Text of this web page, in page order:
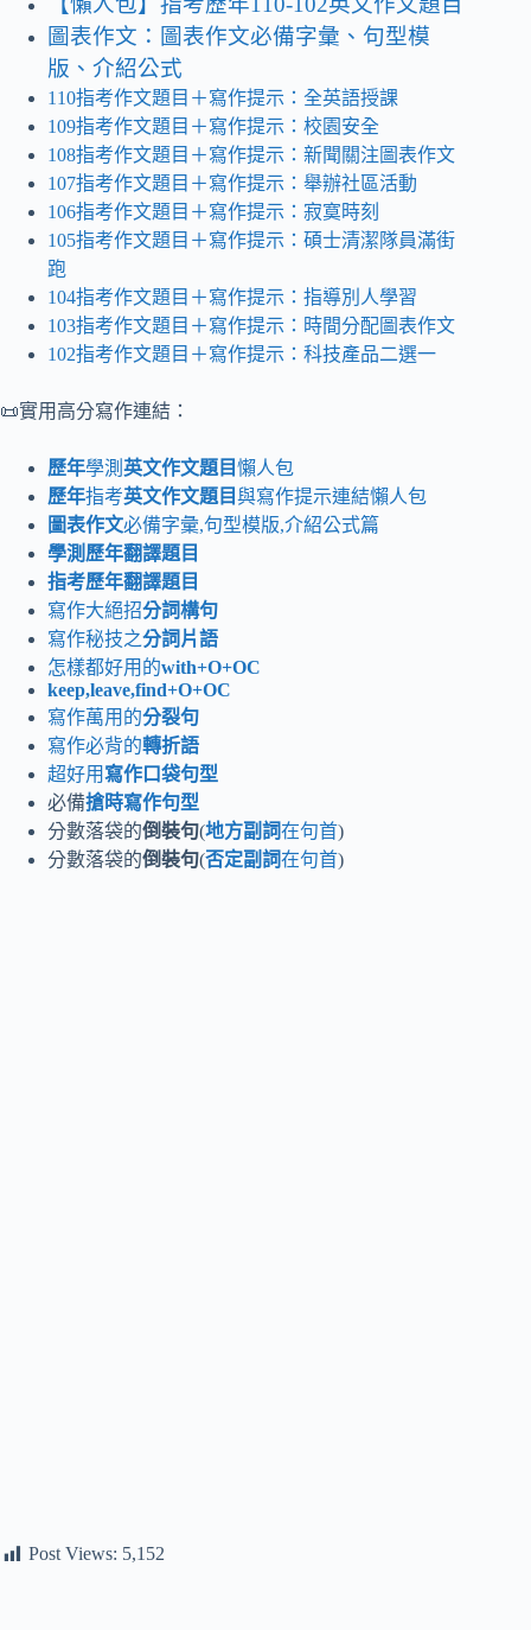
圖表作文：圖表作文必備字彙、句型模
版、介紹公式
110指考作文題目＋寫作提示：全英語授課
109指考作文題目＋寫作提示：校園安全
108指考作文題目＋寫作提示：新聞關注圖表作文
107指考作文題目＋寫作提示：舉辦社區活動
106指考作文題目＋寫作提示：寂寞時刻
105指考作文題目＋寫作提示：碩士清潔隊員滿街
跑
104指考作文題目＋寫作提示：指導別人學習
103指考作文題目＋寫作提示：時間分配圖表作文
102指考作文題目＋寫作提示：科技產品二選一
📜實用高分寫作連結：
歷年學測 英文作文題目懶人包
歷年指考英文作文題目與寫作提示連結懶人包
圖表作文必備字彙,句型模版,介紹公式篇
學測歷年翻譯題目
指考歷年翻譯題目
寫作大絕招分詞構句
寫作秘技之分詞片語
怎樣都好用的with+O+OC
keep,leave,find+O+OC
寫作萬用的分裂句
寫作必背的轉折語
超好用寫作口袋句型
必備搶時寫作句型
分數落袋的倒裝句(地方副詞在句首)
分數落袋的倒裝句(否定副詞在句首)
Post Views: 5,152